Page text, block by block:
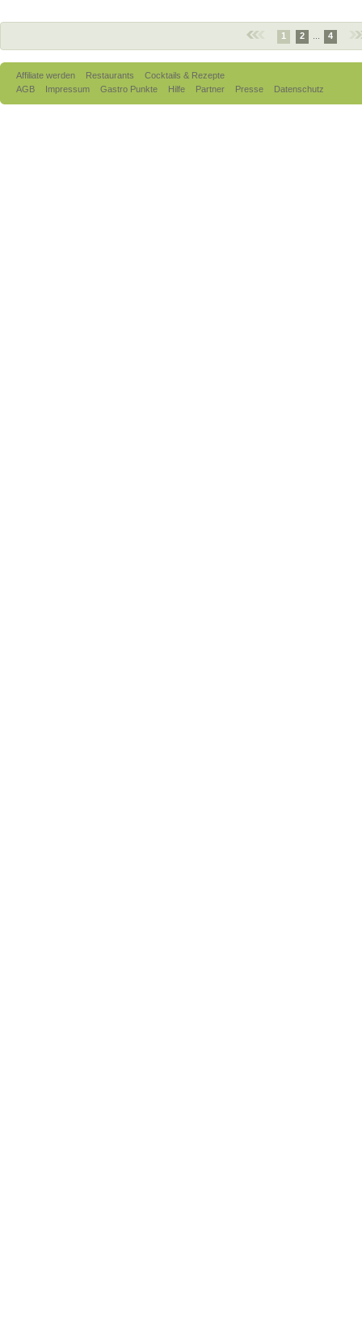
1 2 4
Affiliate werden Restaurants
Cocktails & Rezepte
AGB
Impressum Gastro Punkte Hilfe Partner Presse Datenschutz